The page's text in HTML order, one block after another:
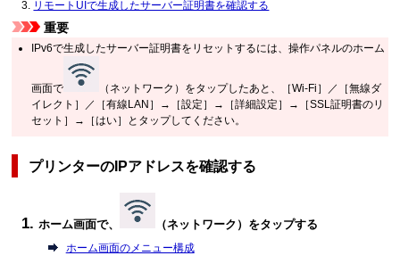
リモートUIで生成したサーバー証明書を確認する
重要
IPv6で生成したサーバー証明書をリセットするには、操作パネルのホーム
画面で （ネットワーク）をタップしたあと、［Wi-Fi ］／［無線ダ
イレクト ］／［有線LAN ］→［設定 ］→［詳細設定 ］→［SSL証明書のリ
セット ］→［はい］とタップしてください。
プリンターのIPアドレスを確認する
ホーム画面で、 （ネットワーク ）をタップする
ホーム画面のメニュー構成